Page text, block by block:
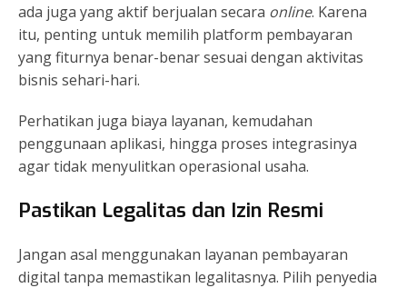
ada juga yang aktif berjualan secara online. Karena
itu, penting untuk memilih platform pembayaran
yang fiturnya benar-benar sesuai dengan aktivitas
bisnis sehari-hari.
Perhatikan juga biaya layanan, kemudahan
penggunaan aplikasi, hingga proses integrasinya
agar tidak menyulitkan operasional usaha.
Pastikan Legalitas dan Izin Resmi
Jangan asal menggunakan layanan pembayaran
digital tanpa memastikan legalitasnya. Pilih penyedia